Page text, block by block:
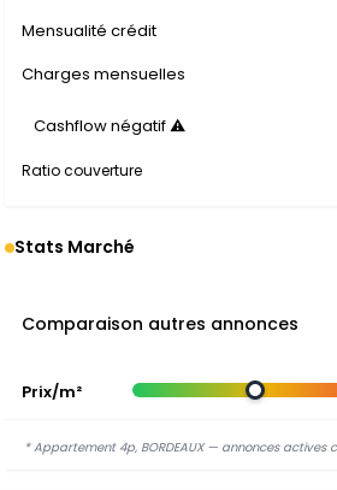
Mensualité crédit
Charges mensuelles
Cashflow négatif ⚠
Ratio couverture
Stats Marché
Comparaison autres annonces
Prix/m²
* Appartement 4p, BORDEAUX — annonces actives